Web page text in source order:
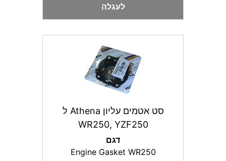
לעגלה
סט אטמים עליון Athena ל
WR250, YZF250
דגם